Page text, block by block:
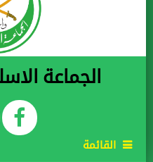
الجماعة
القائمة